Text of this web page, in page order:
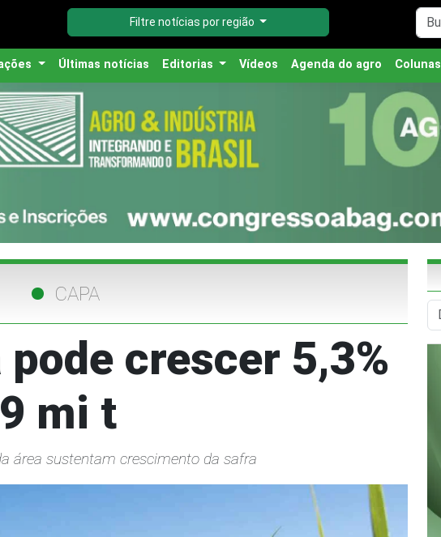
Filtre notícias por região
Últimas notícias Editorias Vídeos Agenda do agro Colunas
CAPA
crescer 5,3%
mi t
área sustentam crescimento da safra